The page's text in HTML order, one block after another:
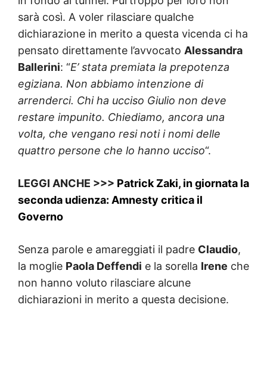
sarà così. A voler rilasciare qualche
dichiarazione in merito a questa vicenda ci ha
pensato direttamente l’avvocato Alessandra
Ballerini: “E’ stata premiata la prepotenza
egiziana. Non abbiamo intenzione di
arrenderci. Chi ha ucciso Giulio non deve
restare impunito. Chiediamo, ancora una
volta, che vengano resi noti i nomi delle
quattro persone che lo hanno ucciso“.
LEGGI ANCHE >>> Patrick Zaki, in giornata la
seconda udienza: Amnesty critica il
Governo
Senza parole e amareggiati il padre Claudio,
la moglie Paola Deffendi e la sorella Irene che
non hanno voluto rilasciare alcune
dichiarazioni in merito a questa decisione.